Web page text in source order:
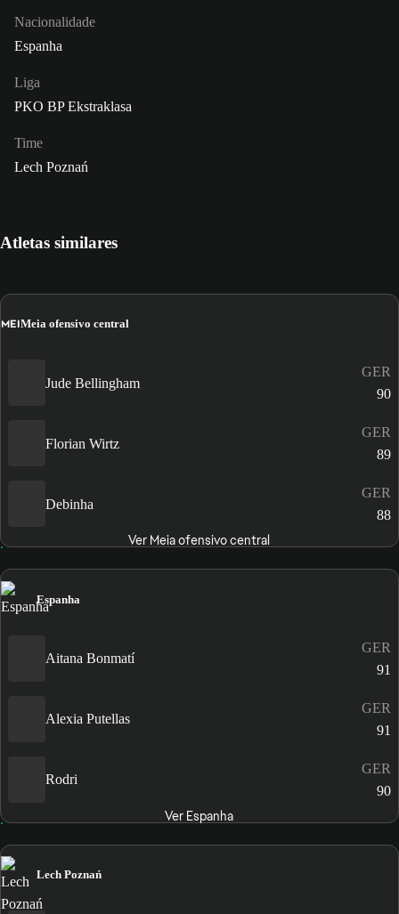
Nacionalidade
Espanha
Liga
PKO BP Ekstraklasa
Time
Lech Poznań
Atletas similares
MEIMeia ofensivo central
Jude Bellingham
GER
90
Florian Wirtz
GER
89
Debinha
GER
88
Ver Meia ofensivo central
Espanha
Aitana Bonmatí
GER
91
Alexia Putellas
GER
91
Rodri
GER
90
Ver Espanha
Lech Poznań